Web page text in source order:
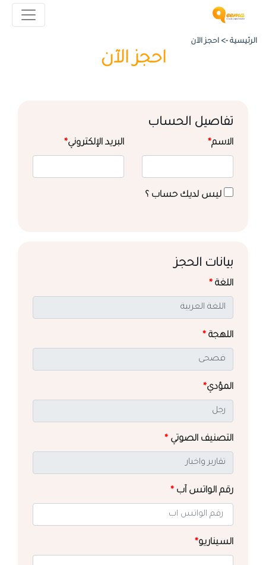
الرئيسية -> احجز الآن
احجز الآن
تفاصيل الحساب
الاسم* البريد الإلكتروني*
ليس لديك حساب ؟
بيانات الحجز
اللغة *
اللهجة *
المؤدي*
التصنيف الصوتي *
رقم الواتس آب *
السيناريو*